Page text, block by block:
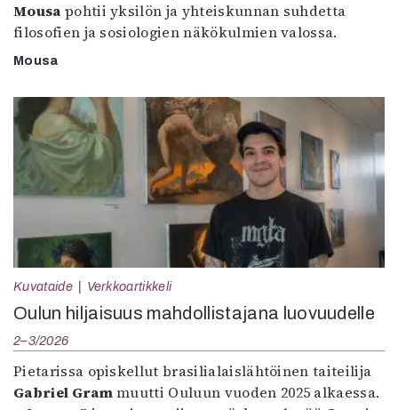
Mousa pohtii yksilön ja yhteiskunnan suhdetta
filosofien ja sosiologien näkökulmien valossa.
Mousa
Kuvataide Verkkoartikkeli
Oulun hiljaisuus mahdollistajana luovuudelle
2–3/2026
Pietarissa opiskellut brasilialaislähtöinen taiteilija
Gabriel Grammuutti Ouluun vuoden 2025 alkaessa.